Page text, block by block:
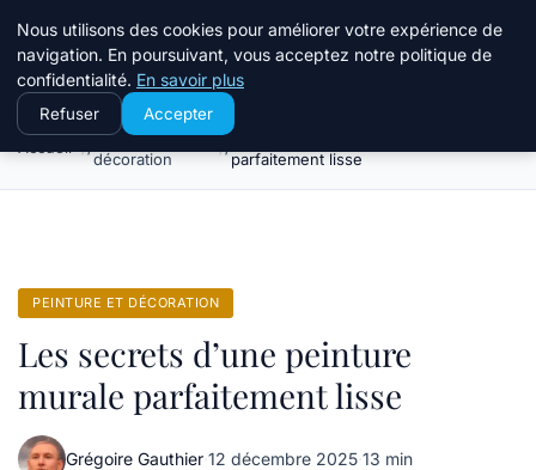
Le Temps Des Travaux
Peinture et
décoration
Les secrets d’une peinture murale
parfaitement lisse
PEINTURE ET DÉCORATION
Les secrets d’une peinture
murale parfaitement lisse
Grégoire Gauthier·12 décembre 2025·13 min
Nous utilisons des cookies pour améliorer votre expérience de
navigation. En poursuivant, vous acceptez notre politique de
confidentialité. En savoir plus
Refuser Accepter